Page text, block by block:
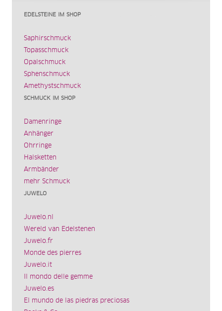
EDELSTEINE IM SHOP
Saphirschmuck
Topasschmuck
Opalschmuck
Sphenschmuck
Amethystschmuck
SCHMUCK IM SHOP
Damenringe
Anhänger
Ohrringe
Halsketten
Armbänder
mehr Schmuck
JUWELO
Juwelo.nl
Wereld van Edelstenen
Juwelo.fr
Monde des pierres
Juwelo.it
Il mondo delle gemme
Juwelo.es
El mundo de las piedras preciosas